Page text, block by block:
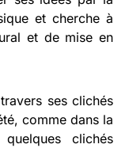
et cherche à
et de mise en
ses clichés
comme dans la
clichés